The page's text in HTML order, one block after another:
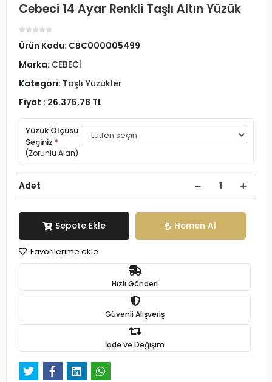
Cebeci 14 Ayar Renkli Taşlı Altın Yüzük
Ürün Kodu: CBC000005499
Marka: CEBECİ
Kategori: Taşlı Yüzükler
Fiyat : 26.375,78 TL
Yüzük Ölçüsü
Seçiniz *
(Zorunlu Alan)
Adet
Sepete Ekle Hemen Al
Favorilerime ekle
Hızlı Gönderi
Güvenli Alışveriş
İade ve Değişim